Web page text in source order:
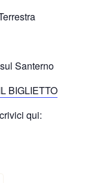
Santerno
BIGLIETTO
qui: